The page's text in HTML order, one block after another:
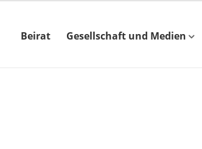
Beirat Gesellschaft und Medien